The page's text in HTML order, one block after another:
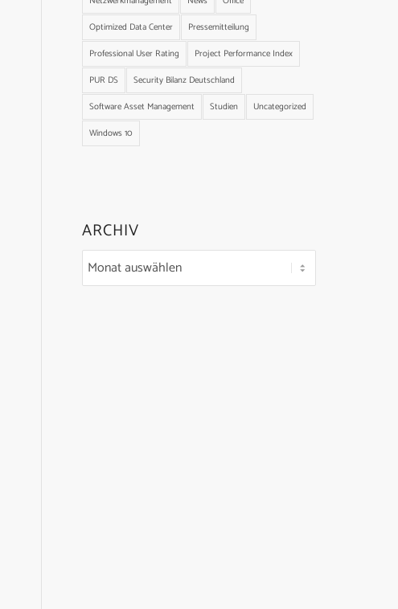
Optimized Data Center
Pressemitteilung
Professional User Rating
Project Performance Index
PUR DS
Security Bilanz Deutschland
Software Asset Management
Studien
Uncategorized
Windows 10
ARCHIV